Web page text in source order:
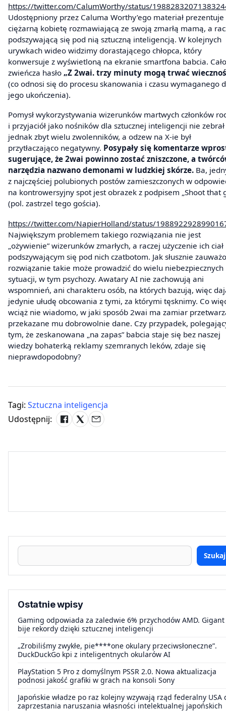
https://twitter.com/CalumWorthy/status/
Udostępniony przez Caluma Worthy’ego materiał prezentuje
ciężarną kobietę rozmawiającą ze swoją zmarłą mamą, a
podszywającą się pod nią sztuczną inteligencją. W kolejnych
urywkach wideo widzimy dorastającego chłopca, który
konwersuje z wyświetloną na ekranie smartfona babcia.
zwieńcza hasło „Z 2wai. trzy minuty mogą trwać
(co odnosi się do procesu skanowania i czasu wymaganego
jego ukończenia).
Pomysł wykorzystywania wizerunków martwych członków
i przyjaciół jako nośników dla sztucznej inteligencji nie zebrał
jednak zbyt wielu zwolenników, a odzew na X-ie był
przytłaczająco negatywny. Posypały się komentarze
sugerujące, że 2wai powinno zostać zniszczone, a
narzędzia nazwano demonami w ludzkiej skórze. Ba,
z najczęściej polubionych postów zamieszczonych w
na kontrowersyjny spot jest obrazek z podpisem „Shoot that
(pol. zastrzel tego gościa).
https://twitter.com/NapierHolland/status/
Największym problemem takiego rozwiązania nie jest
„ożywienie” wizerunków zmarłych, a raczej użyczenie ich ciał
podszywającym się pod nich czatbotom. Jak słusznie
rozwiązanie takie może prowadzić do wielu niebezpiecznych
sytuacji, w tym psychozy. Awatary AI nie zachowują ani
wspomnień, ani charakteru osób, na których bazują, więc
jedynie ułudę obcowania z tymi, za którymi tęsknimy. Co
wciąż nie wiadomo, w jaki sposób 2wai ma zamiar
przekazane mu dobrowolnie dane. Czy przypadek,
tym, że zeskanowana „na zapas” babcia staje się bez naszej
wiedzy bohaterką reklamy szemranych leków, zdaje się
nieprawdopodobny?
Tagi: Sztuczna inteligencja
Udostępnij:
Szukaj
Ostatnie wpisy
Gaming odpowiada za zaledwie 6% przychodów AMD. Gigant
bije rekordy dzięki sztucznej inteligencji
„Zrobiliśmy zwykłe, pie****one okulary przeciwsłoneczne”.
DuckDuckGo kpi z inteligentnych okularów AI
PlayStation 5 Pro z domyślnym PSSR 2.0. Nowa aktualizacja
podnosi jakość grafiki w grach na konsoli Sony
Japońskie władze po raz kolejny wzywają rząd federalny USA
zaprzestania naruszania własności intelektualnej japońskich